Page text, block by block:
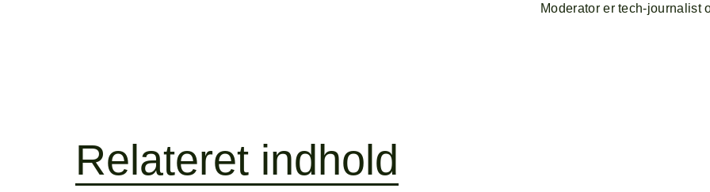
Moderator er tech-journalist
Relateret indhold